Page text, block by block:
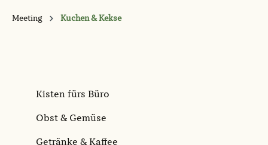
Meeting Kuchen & Kekse
Kisten fürs Büro
Obst & Gemüse
Getränke & Kaffee